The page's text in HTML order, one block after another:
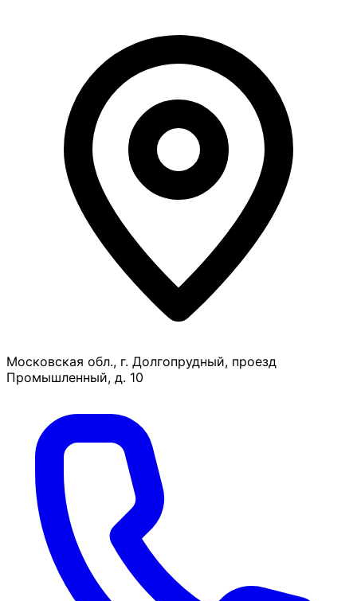
Московская обл., г. Долгопрудный, проезд
Промышленный, д. 10